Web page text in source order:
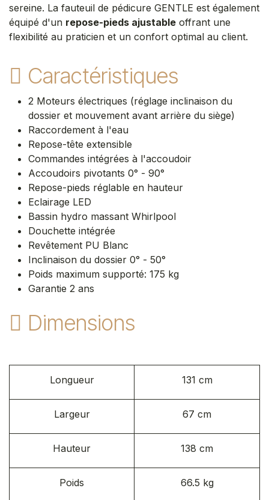
sereine. La fauteuil de pédicure GENTLE est également
équipé d'un repose-pieds ajustable offrant une
flexibilité au praticien et un confort optimal au client.
Caractéristiques
2 Moteurs électriques (réglage inclinaison du
dossier et mouvement avant arrière du siège) ​
Raccordement à l'eau
Repose-tête extensible
Commandes intégrées à l'accoudoir
Accoudoirs pivotants 0° - 90°
Repose-pieds réglable en hauteur
Eclairage LED
Bassin hydro massant Whirlpool
Douchette intégrée
Revêtement PU Blanc ​
Inclinaison du dossier 0° - 50°
Poids maximum supporté: 175 kg
Garantie 2 ans
Dimensions
Longueur 131 cm
Largeur 67 cm
Hauteur 138 cm
Poids 66.5 kg